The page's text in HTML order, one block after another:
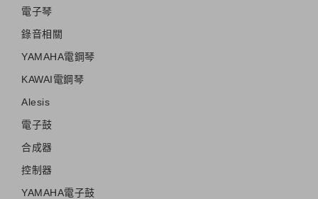
電子琴
錄音相關
YAMAHA電鋼琴
KAWAI電鋼琴
Alesis
電子鼓
合成器
控制器
YAMAHA電子鼓